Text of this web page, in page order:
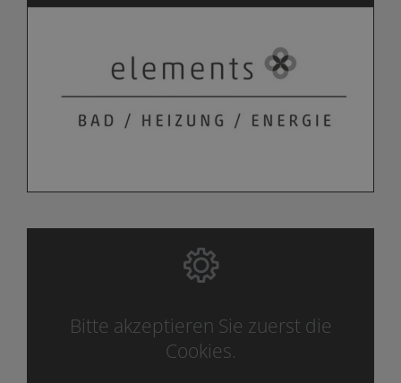
Bitte akzeptieren Sie zuerst die
Cookies.